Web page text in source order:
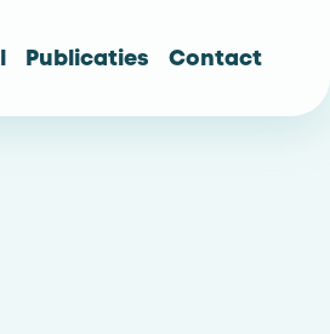
Publicaties Contact